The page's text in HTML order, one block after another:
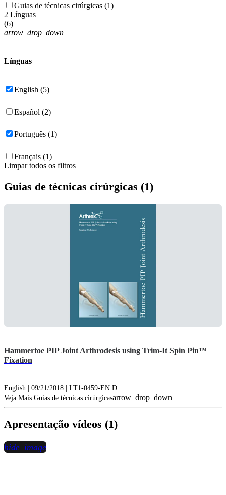
Guias de técnicas cirúrgicas (1)
2 Línguas
(6)
arrow_drop_down
Línguas
English (5)
Español (2)
Português (1)
Français (1)
Limpar todos os filtros
Guias de técnicas cirúrgicas (1)
Hammertoe PIP Joint Arthrodesis using Trim-It Spin Pin™
Fixation
English | 09/21/2018 | LT1-0459-EN D
Veja Mais Guias de técnicas cirúrgicasarrow_drop_down
Apresentação vídeos (1)
hide_image